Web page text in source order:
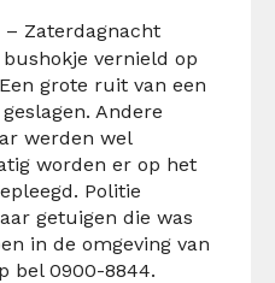
– Zaterdagnacht
vernield op
grote ruit van een
Andere
werden wel
worden er op het
Politie
getuigen die was
in de omgeving van
bel 0900-8844.